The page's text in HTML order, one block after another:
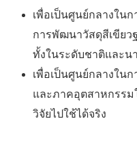
เพื่อเป็นศูนย์กลางใน
การพัฒนาวัสดุสีเขียว
ทั้งในระดับชาติและน
เพื่อเป็นศูนย์กลางใน
และภาคอุตสาหกรรม
วิจัยไปใช้ได้จริง